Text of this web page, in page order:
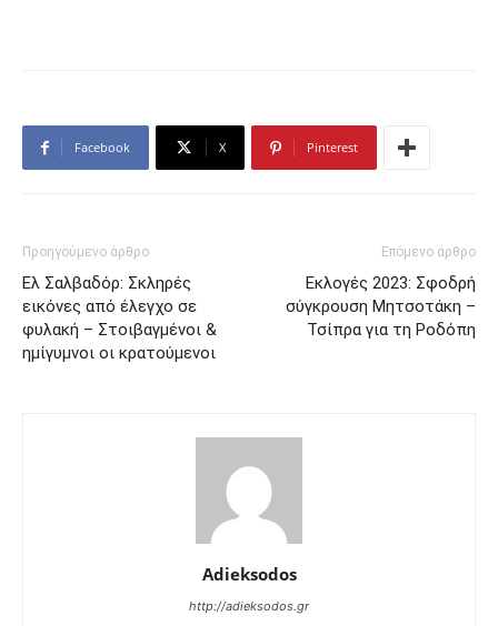
Facebook X Pinterest
Προηγούμενο άρθρο
Ελ Σαλβαδόρ: Σκληρές
εικόνες από έλεγχο σε
φυλακή – Στοιβαγμένοι &
ημίγυμνοι οι κρατούμενοι
Επόμενο άρθρο
Εκλογές 2023: Σφοδρή
σύγκρουση Μητσοτάκη –
Τσίπρα για τη Ροδόπη
Adieksodos
http://adieksodos.gr